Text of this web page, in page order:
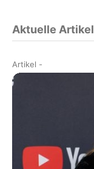
Aktuelle Artikel
Artikel -